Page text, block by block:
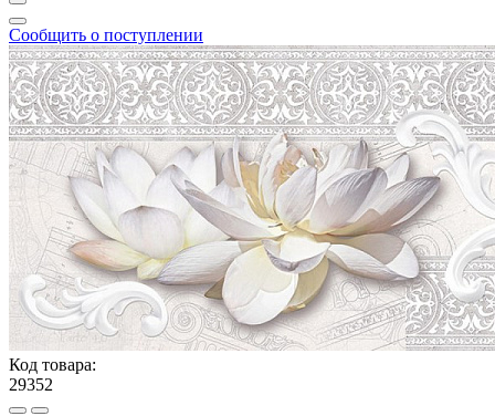
Сообщить о поступлении
Код товара:
29352